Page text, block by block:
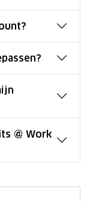
@ Work